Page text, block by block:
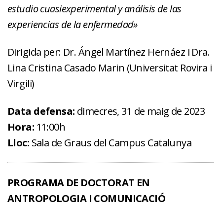
estudio cuasiexperimental y análisis de las
experiencias de la enfermedad»
Dirigida per: Dr. Ángel Martínez Hernáez i Dra.
Lina Cristina Casado Marin (Universitat Rovira i
Virgili)
Data defensa: dimecres, 31 de maig de 2023
Hora: 11:00h
Lloc: Sala de Graus del Campus Catalunya
PROGRAMA DE DOCTORAT EN
ANTROPOLOGIA I COMUNICACIÓ